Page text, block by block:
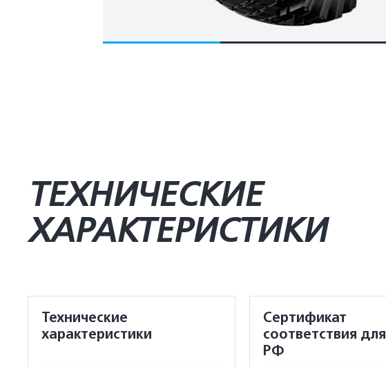
ТЕХНИЧЕСКИЕ
ХАРАКТЕРИСТИКИ
Технические
характеристики
Сертификат
соответствия для
РФ